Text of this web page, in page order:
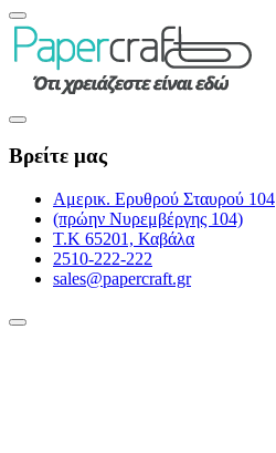
Βρείτε μας
Αμερικ. Ερυθρού Σταυρού 104
(πρώην Νυρεμβέργης 104)
Τ.Κ 65201, Καβάλα
2510-222-222
sales@papercraft.gr